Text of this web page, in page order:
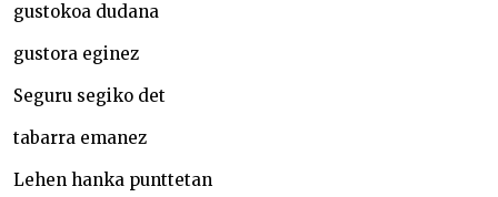
gustokoa dudana
gustora eginez
Seguru segiko det
tabarra emanez
Lehen hanka punttetan